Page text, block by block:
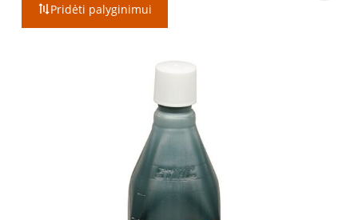
Pridėti palyginimui